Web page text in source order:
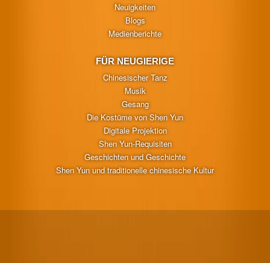
Neuigkeiten
Blogs
Medienberichte
FÜR NEUGIERIGE
Chinesischer Tanz
Musik
Gesang
Die Kostüme von Shen Yun
Digitale Projektion
Shen Yun-Requisiten
Geschichten und Geschichte
Shen Yun und traditionelle chinesische Kultur